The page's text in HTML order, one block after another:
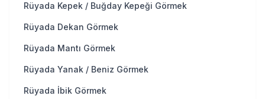
Rüyada Kepek / Buğday Kepeği Görmek
Rüyada Dekan Görmek
Rüyada Mantı Görmek
Rüyada Yanak / Beniz Görmek
Rüyada İbik Görmek